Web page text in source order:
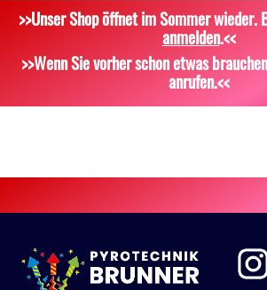
Dekoration, Knicklichter
Zubehör
Attrappen
>>Unser Shop öffnet im Sommer wieder.
anmelden.<<
>>Wenn Sie vorher schon etwas
anrufen.<<